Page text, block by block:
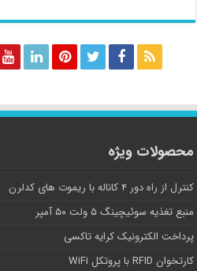
محصولات ویژه
کنترل از راه دور ۴ کاناله با ریموت های کدلرن
منبع تغذیه سوئیچینگ ۵ ولت ۵۰ آمپر
پرداخت الکترونیک کرایه تاکسی
کارتخوان RFID با پروتکل WiFi